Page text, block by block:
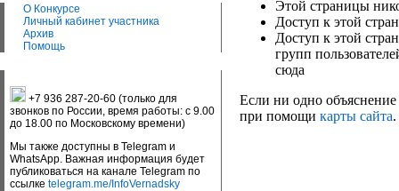
О Конкурсе
Личный кабинет участника
Архив
Помощь
+7 936 287-20-60 (только для
звонков по России, время работы: с 9.00
до 18.00 по Московскому времени)
Мы также доступны в Telegram и
WhatsApp. Важная информация будет
публиковаться на канале Telegram по
ссылке telegram.me/InfoVernadsky
Этой страницы
Доступ к этой
Доступ к этой
групп
сюда
Если ни одно объяснение
при помощи карты сайта.